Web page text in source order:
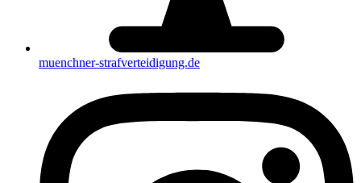
muenchner-strafverteidigung.de